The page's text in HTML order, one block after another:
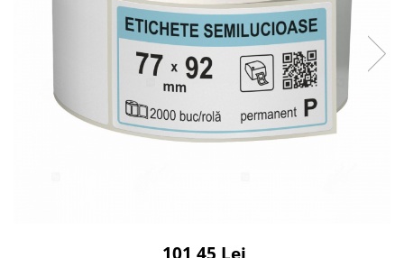
Pungi curierat
Pungi coloane de aer